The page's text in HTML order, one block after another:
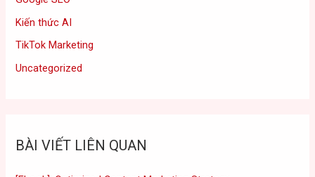
Kiến thức AI
TikTok Marketing
Uncategorized
BÀI VIẾT LIÊN QUAN